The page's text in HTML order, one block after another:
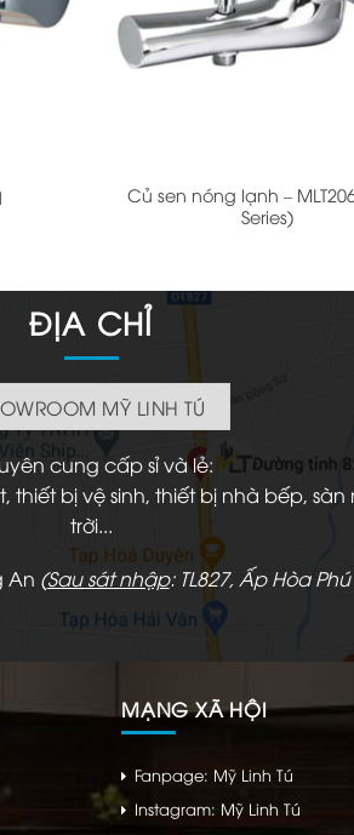
Củ sen nóng lạnh –
Series)
ĐỊA CHỈ
MỸ LINH TÚ
cung cấp sỉ và lẻ:
bị vệ sinh, thiết bị nhà bếp,
trời...
An (Sau sát nhập: TL827, Ấp Hòa
MẠNG XÃ HỘI
Fanpage: Mỹ Linh Tú
Instagram: Mỹ Linh Tú